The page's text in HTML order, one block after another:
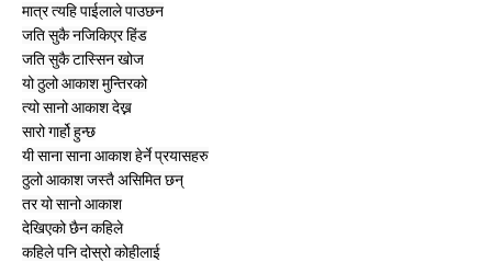
मात्र त्यहि पाईलाले पाउछन
जति सुकै नजिकिएर हिंड
जति सुकै टास्सिन खोज
यो ठुलो आकाश मुन्तिरको
त्यो सानो आकाश देख्न
सारो गार्हो हुन्छ
यी साना साना आकाश हेर्ने प्रयासहरु
ठुलो आकाश जस्तै असिमित छन्
तर यो सानो आकाश
देखिएको छैन कहिले
कहिले पनि दोस्रो कोहीलाई